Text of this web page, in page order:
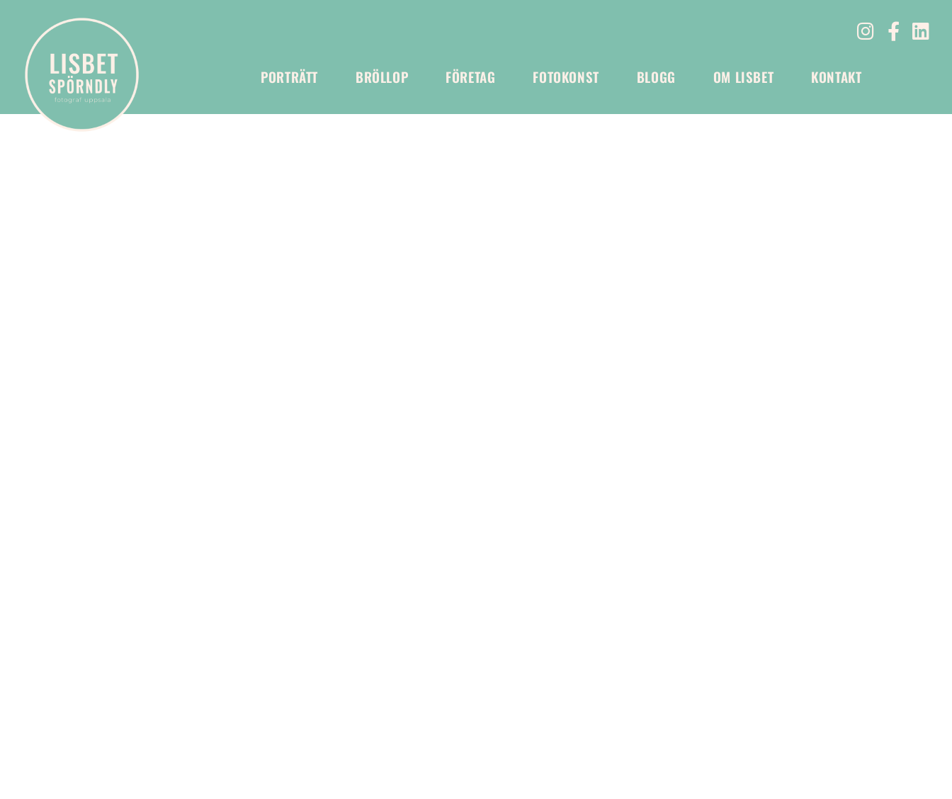
PORTRÄTT BRÖLLOP FÖRETAG FOTOKONST BLOGG OM LISBET KONTAKT